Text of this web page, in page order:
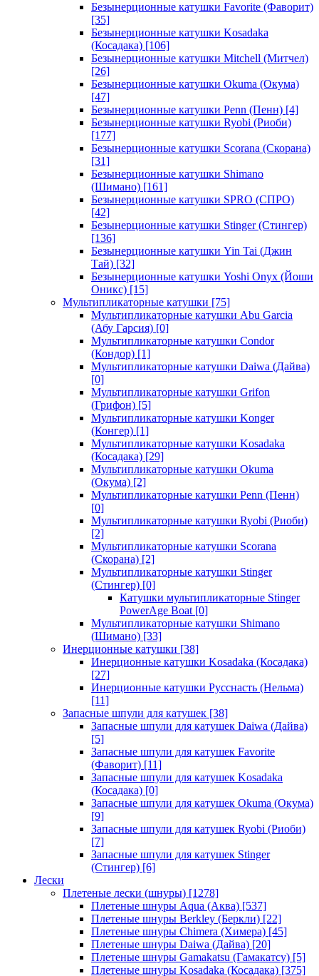
Безынерционные катушки Favorite (Фаворит)
[35]
Безынерционные катушки Kosadaka
(Косадака) [106]
Безынерционные катушки Mitchell (Митчел)
[26]
Безынерционные катушки Okuma (Окума)
[47]
Безынерционные катушки Penn (Пенн) [4]
Безынерционные катушки Ryobi (Риоби)
[177]
Безынерционные катушки Scorana (Скорана)
[31]
Безынерционные катушки Shimano
(Шимано) [161]
Безынерционные катушки SPRO (СПРО)
[42]
Безынерционные катушки Stinger (Стингер)
[136]
Безынерционные катушки Yin Tai (Джин
Тай) [32]
Безынерционные катушки Yoshi Onyx (Йоши
Оникс) [15]
Мультипликаторные катушки [75]
Мультипликаторные катушки Abu Garcia
(Абу Гарсия) [0]
Мультипликаторные катушки Condor
(Кондор) [1]
Мультипликаторные катушки Daiwa (Дайва)
[0]
Мультипликаторные катушки Grifon
(Грифон) [5]
Мультипликаторные катушки Konger
(Конгер) [1]
Мультипликаторные катушки Kosadaka
(Косадака) [29]
Мультипликаторные катушки Okuma
(Окума) [2]
Мультипликаторные катушки Penn (Пенн)
[0]
Мультипликаторные катушки Ryobi (Риоби)
[2]
Мультипликаторные катушки Scorana
(Скорана) [2]
Мультипликаторные катушки Stinger
(Стингер) [0]
Катушки мультипликаторные Stinger
PowerAge Boat [0]
Мультипликаторные катушки Shimano
(Шимано) [33]
Инерционные катушки [38]
Инерционные катушки Kosadaka (Косадака)
[27]
Инерционные катушки Русснасть (Нельма)
[11]
Запасные шпули для катушек [38]
Запасные шпули для катушек Daiwa (Дайва)
[5]
Запасные шпули для катушек Favorite
(Фаворит) [11]
Запасные шпули для катушек Kosadaka
(Косадака) [0]
Запасные шпули для катушек Okuma (Окума)
[9]
Запасные шпули для катушек Ryobi (Риоби)
[7]
Запасные шпули для катушек Stinger
(Стингер) [6]
Лески
Плетеные лески (шнуры) [1278]
Плетеные шнуры Aqua (Аква) [537]
Плетеные шнуры Berkley (Беркли) [22]
Плетеные шнуры Chimera (Химера) [45]
Плетеные шнуры Daiwa (Дайва) [20]
Плетеные шнуры Gamakatsu (Гамакатсу) [5]
Плетеные шнуры Kosadaka (Косадака) [375]